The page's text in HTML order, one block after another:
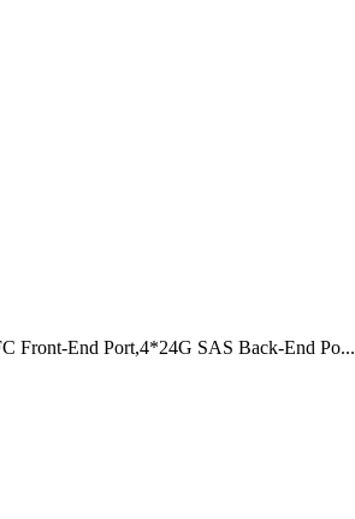
Front-End Port,4*24G SAS Back-End Po...